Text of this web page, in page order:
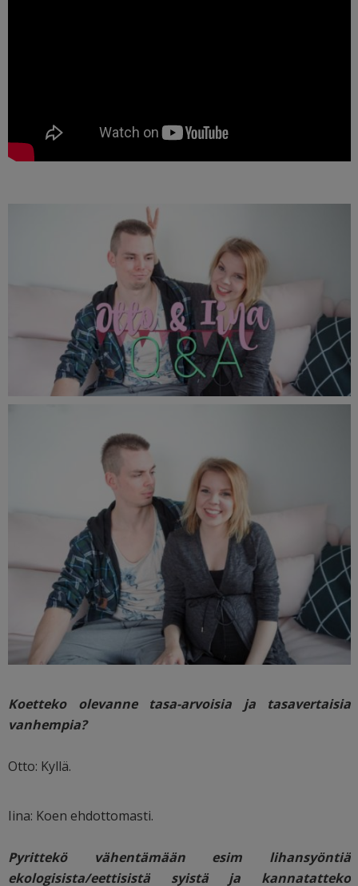
Koetteko olevanne tasa-arvoisia ja tasavertaisia
vanhempia?
Otto: Kyllä.
Iina: Koen ehdottomasti.
Pyrittekö vähentämään esim lihansyöntiä
ekologisista/eettisistä syistä ja kannatatteko